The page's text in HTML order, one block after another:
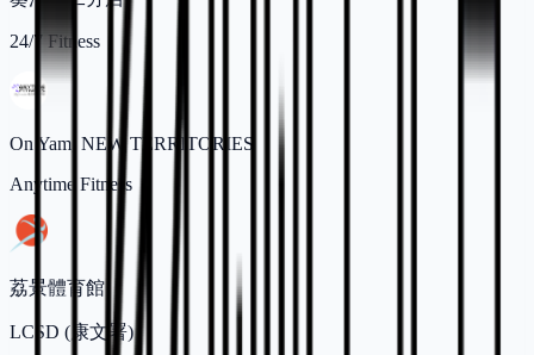
24/7 Fitness
On Yam, NEW TERRITORIES
Anytime Fitness
荔景體育館
LCSD (康文署)